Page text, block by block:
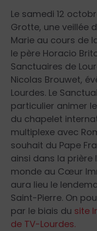
Le samedi 12
Grotte, une veillée
Marie au cours de
le père Horacio
Sanctuaires de
Nicolas Brouwet,
Lourdes. Le
particulier animer
du chapelet
multiplexe avec
souhait du Pape
ainsi dans la
monde au Cœur
aura lieu le
Saint-Pierre. On
par le biais du site
de TV-Lourdes.